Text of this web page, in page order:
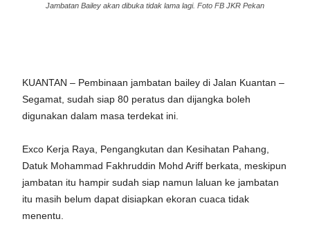
Jambatan Bailey akan dibuka tidak lama lagi. Foto FB JKR Pekan
KUANTAN – Pembinaan jambatan bailey di Jalan Kuantan –
Segamat, sudah siap 80 peratus dan dijangka boleh
digunakan dalam masa terdekat ini.
Exco Kerja Raya, Pengangkutan dan Kesihatan Pahang,
Datuk Mohammad Fakhruddin Mohd Ariff berkata, meskipun
jambatan itu hampir sudah siap namun laluan ke jambatan
itu masih belum dapat disiapkan ekoran cuaca tidak
menentu.